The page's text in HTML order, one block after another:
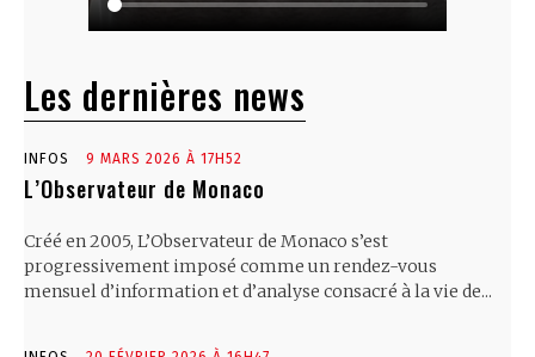
Les dernières news
INFOS 9 MARS 2026 À 17H52
L’Observateur de Monaco
Créé en 2005, L’Observateur de Monaco s’est
progressivement imposé comme un rendez-vous
mensuel d’information et d’analyse consacré à la vie de...